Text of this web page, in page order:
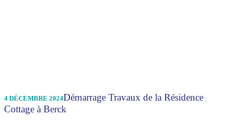
4 DÉCEMBRE 2024Démarrage Travaux de la Résidence
Cottage à Berck